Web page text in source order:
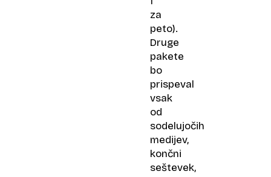
za
peto).
Druge
pakete
bo
prispeval
vsak
od
sodelujočih
medijev,
končni
seštevek,